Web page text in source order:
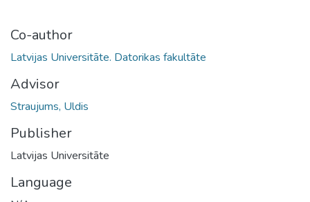
Co-author
Latvijas Universitāte. Datorikas fakultāte
Advisor
Straujums, Uldis
Publisher
Latvijas Universitāte
Language